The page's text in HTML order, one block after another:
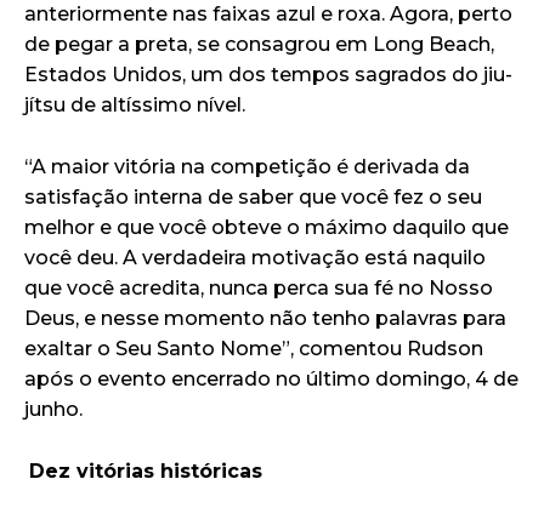
anteriormente nas faixas azul e roxa. Agora, perto
de pegar a preta, se consagrou em Long Beach,
Estados Unidos, um dos tempos sagrados do jiu-
jítsu de altíssimo nível.
“A maior vitória na competição é derivada da
satisfação interna de saber que você fez o seu
melhor e que você obteve o máximo daquilo que
você deu. A verdadeira motivação está naquilo
que você acredita, nunca perca sua fé no Nosso
Deus, e nesse momento não tenho palavras para
exaltar o Seu Santo Nome”, comentou Rudson
após o evento encerrado no último domingo, 4 de
junho.
Dez vitórias históricas